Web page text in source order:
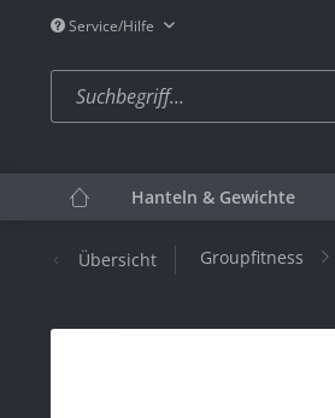
Service/Hilfe
Hanteln & Gewichte
Übersicht Groupfitness